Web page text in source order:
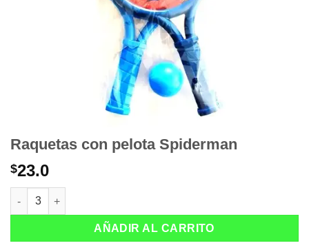
Raquetas con pelota Spiderman
$23.0
Raquetas con pelota Spiderman cantidad
AÑADIR AL CARRITO